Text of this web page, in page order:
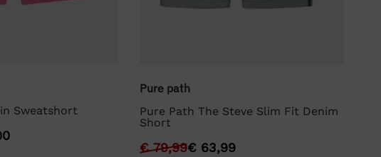
Sweatshort
Pure path
Pure Path The Steve Slim Fit Denim
Short
€79,99€63,99